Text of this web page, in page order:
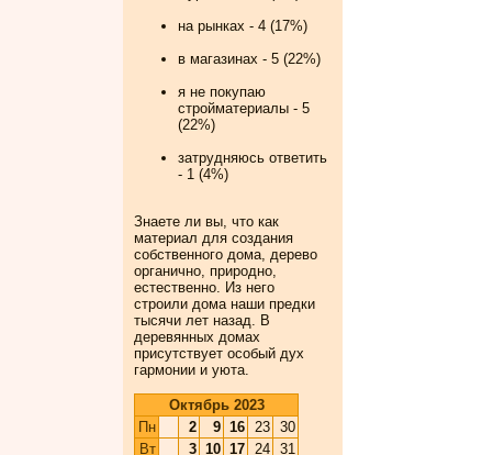
на рынках - 4 (17%)
в магазинах - 5 (22%)
я не покупаю
стройматериалы - 5
(22%)
затрудняюсь ответить
- 1 (4%)
Знаете ли вы, что как
материал для создания
собственного дома, дерево
органично, природно,
естественно. Из него
строили дома наши предки
тысячи лет назад. В
деревянных домах
присутствует особый дух
гармонии и уюта.
Октябрь 2023
Пн
2 9 16 23 30
Вт
3 10 17 24 31